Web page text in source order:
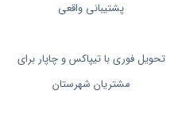
پشتیبانی واقعی
تحویل فوری با تیپاکس و چاپار برای
مشتریان شهرستان